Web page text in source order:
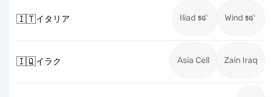
🇮🇹イタリア Iliad Wind
🇮🇶イラク Asia Cell Zain Iraq